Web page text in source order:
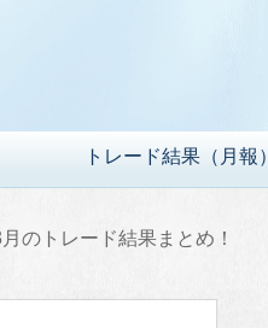
トレード結果（月報）
のトレード結果まとめ！